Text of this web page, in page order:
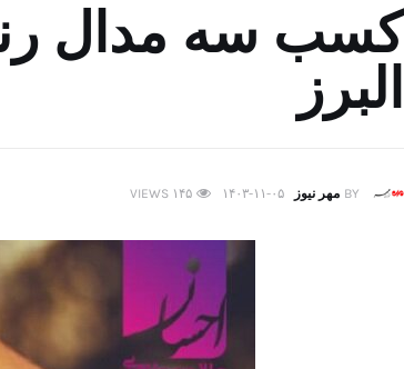
کسب سه مدال
البرز
BY مهر نیوز ۱۴۰۳-۱۱-۰۵ ۱۴۵ VIEWS